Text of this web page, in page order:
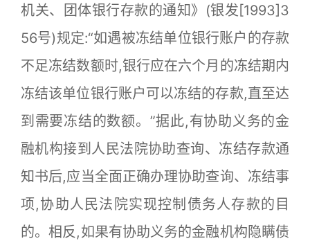
机关、团体银行存款的通知》(银发[1993]3
56号)规定:“如遇被冻结单位银行账户的存款
不足冻结数额时,银行应在六个月的冻结期内
冻结该单位银行账户可以冻结的存款,直至达
到需要冻结的数额。”据此,有协助义务的金
融机构接到人民法院协助查询、冻结存款通
知书后,应当全面正确办理协助查询、冻结事
项,协助人民法院实现控制债务人存款的目
的。相反,如果有协助义务的金融机构隐瞒债